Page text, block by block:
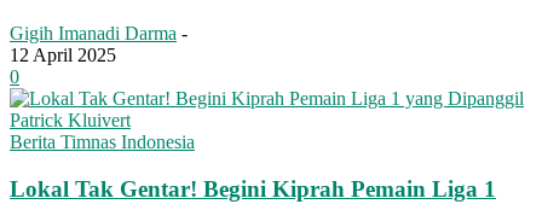
Gigih Imanadi Darma -
12 April 2025
0
Berita Timnas Indonesia
Lokal Tak Gentar! Begini Kiprah Pemain Liga 1